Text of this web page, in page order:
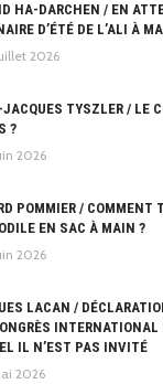
HA-DARCHEN / EN
D’ÉTÉ DE L’ALI À
2026
TYSZLER / LE
?
2026
POMMIER / COMMENT
EN SAC À MAIN ?
2026
LACAN /
IL N’EST PAS INVITÉ
2026